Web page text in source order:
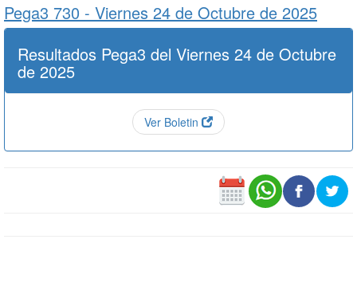
Pega3 730 - Viernes 24 de Octubre de 2025
Resultados Pega3 del Viernes 24 de Octubre
de 2025
Ver Boletin